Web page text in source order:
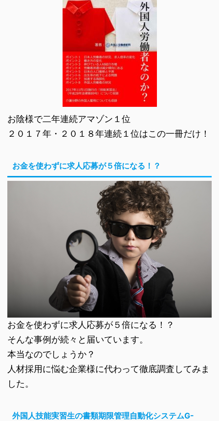
お陰様で二年連続アマゾン１位
２０１７年・２０１８年連続１位はこの一冊だけ！
お金を使わずに求人応募が５倍になる！？
お金を使わずに求人応募が５倍になる！？
そんな事例が続々と届いています。
本当なのでしょうか？
人材採用に悩む企業様に代わって徹底調査してみま
した。
外国人技能実習生の書類期限管理自動化システムG-